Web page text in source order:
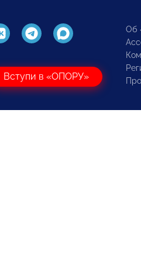
Вступи в «ОПОРУ»
Об